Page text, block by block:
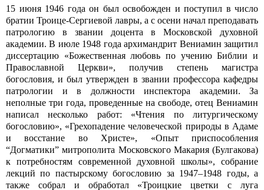
15 июня 1946 года он был освобожден и поступил в число
братии Троице-Сергиевой лавры, а с осени начал преподавать
патрологию в звании доцента в Московской духовной
академии. В июле 1948 года архимандрит Вениамин защитил
диссертацию «Божественная любовь по учению Библии и
Православной Церкви», получив степень магистра
богословия, и был утвержден в звании профессора кафедры
патрологии и в должности инспектора академии. За
неполные три года, проведенные на свободе, отец Вениамин
написал несколько работ: «Чтения по литургическому
богословию», «Грехопадение человеческой природы в Адаме
и восстание во Христе», «Опыт приспособления
“Догматики” митрополита Московского Макария (Булгакова)
к потребностям современной духовной школы», собрание
лекций по пастырскому богословию за 1947–1948 годы, а
также собрал и обработал «Троицкие цветки с луга